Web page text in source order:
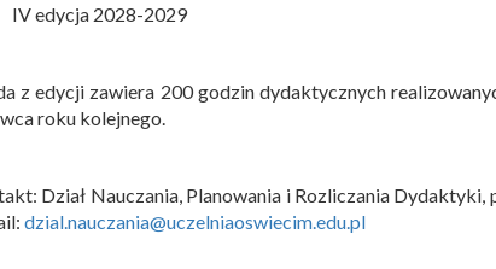
IV edycja 2028-2029
z edycji zawiera 200 godzin dydaktycznych
roku kolejnego.
Dział Nauczania, Planowania i Rozliczania
dzial.nauczania@uczelniaoswiecim.edu.pl